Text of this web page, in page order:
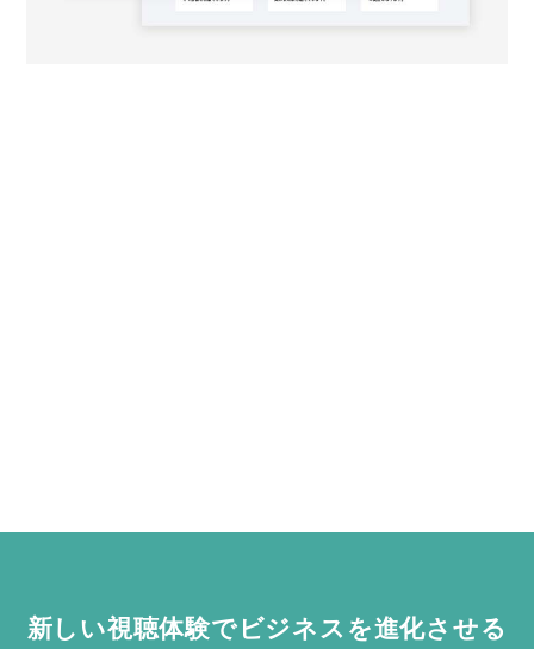
新しい視聴体験でビジネスを進化させる